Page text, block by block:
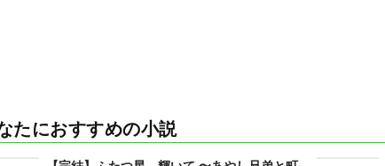
たにおすすめの小説